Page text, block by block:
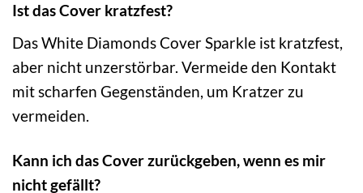
Ist das Cover kratzfest?
Das White Diamonds Cover Sparkle ist kratzfest,
aber nicht unzerstörbar. Vermeide den Kontakt
mit scharfen Gegenständen, um Kratzer zu
vermeiden.
Kann ich das Cover zurückgeben, wenn es mir
nicht gefällt?